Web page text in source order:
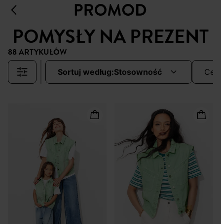
POMYSŁY NA PREZENT
88 ARTYKUŁÓW
sortuj według: stosowność